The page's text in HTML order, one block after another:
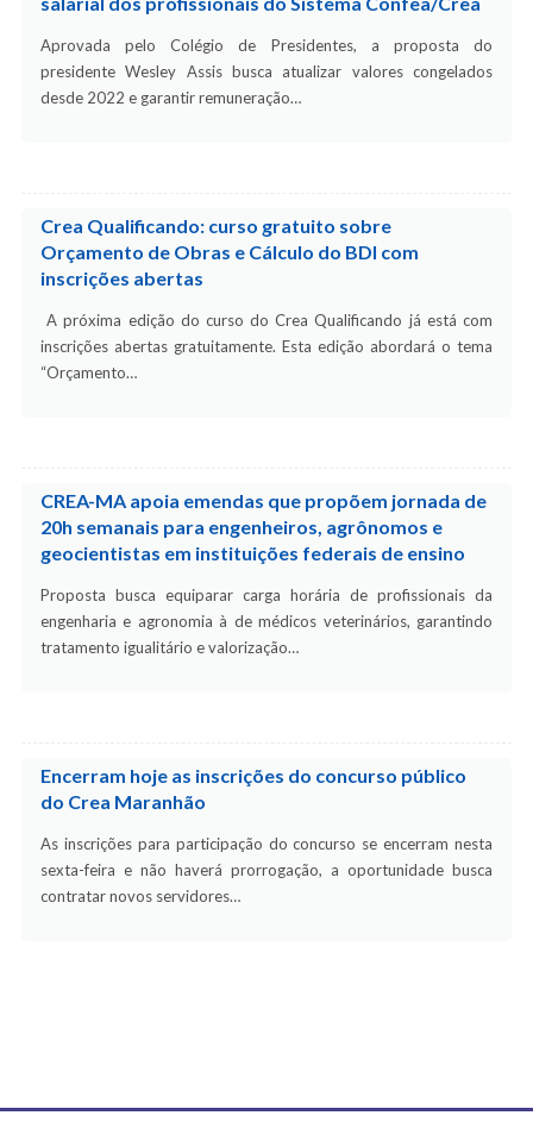
Aprovada pelo Colégio de Presidentes, a proposta do
presidente Wesley Assis busca atualizar valores congelados
desde 2022 e garantir remuneração…
Crea Qualificando: curso gratuito sobre
Orçamento de Obras e Cálculo do BDI com
inscrições abertas
A próxima edição do curso do Crea Qualificando já está com
inscrições abertas gratuitamente. Esta edição abordará o tema
“Orçamento…
CREA-MA apoia emendas que propõem jornada de
20h semanais para engenheiros, agrônomos e
geocientistas em instituições federais de ensino
Proposta busca equiparar carga horária de profissionais da
engenharia e agronomia à de médicos veterinários, garantindo
tratamento igualitário e valorização…
Encerram hoje as inscrições do concurso público
do Crea Maranhão
As inscrições para participação do concurso se encerram nesta
sexta-feira e não haverá prorrogação, a oportunidade busca
contratar novos servidores…